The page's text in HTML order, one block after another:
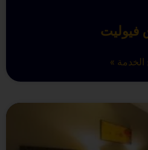
فيوليت
الخدمة »